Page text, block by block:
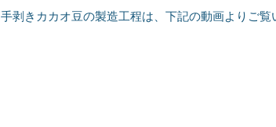
手剥きカカオ豆の製造工程は、下記の動画よりご覧